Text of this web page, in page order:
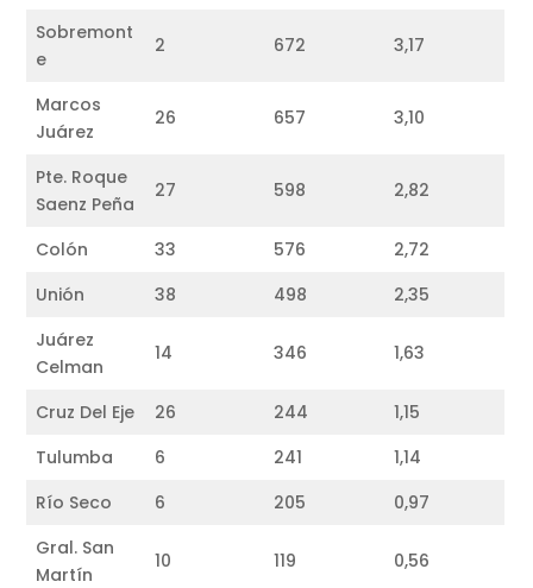
Sobremont
e
2 672 3,17
Marcos
Juárez
26 657 3,10
Pte. Roque
Saenz Peña
27 598 2,82
Colón 33 576
2,72
Unión
38 498
2,35
Juárez
Celman
14 346 1,63
Cruz Del Eje 26 244
1,15
Tulumba
6 241
1,14
Río Seco
6 205
0,97
Gral. San
Martín
10 119 0,56